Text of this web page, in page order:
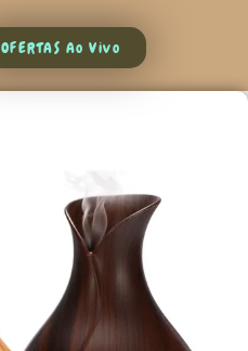
OFERTAS Ao Vivo